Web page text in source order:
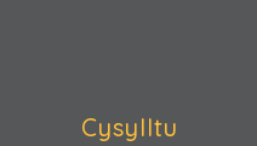
Cysylltu